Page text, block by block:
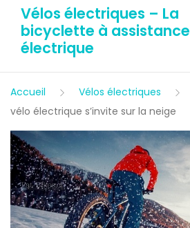
Vélos électriques – La
bicyclette à assistance
électrique
Accueil Vélos électriques
vélo électrique s’invite sur la neige